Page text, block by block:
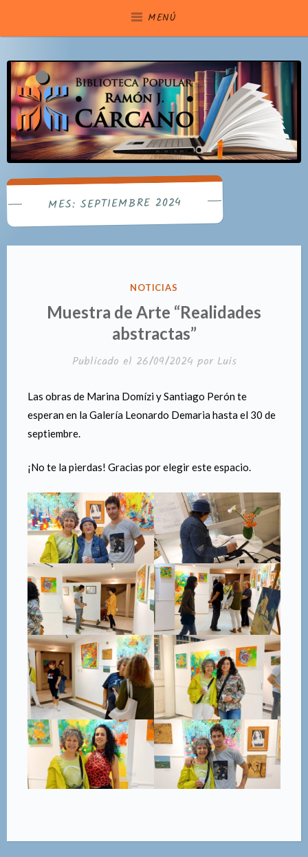
MENÚ
MES:SEPTIEMBRE 2024
PUBLICADO
NOTICIAS
Muestra de Arte “Realidades
abstractas”
Publicado el 26/09/2024 por Luis
Las obras de Marina Domízi y Santiago Perón te
esperan en la Galería Leonardo Demaria hasta el 30 de
septiembre.
¡No te la pierdas! Gracias por elegir este espacio.